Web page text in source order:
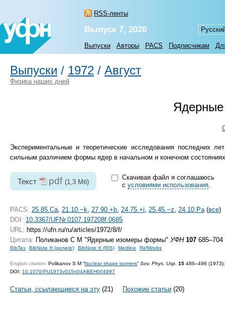
RSS-ленты
Выпуск 7, 2026
Выпуски Авторы PACS Подписчикам
Выпуски / 1972 / Август
Физика наших дней
Экспериментальные и теоретические исследования последних
сильным различием формы ядер в начальном и конечном
Текст pdf (1,3 Мб)
Скачивая файл я соглашаюсь
с условиями использования.
PACS: 25.85.Ca 21.10.−k 27.90.+b 24.75.+i 25.45.−z 24.10.Pa (все)
DOI: 10.3367/UFNr.0107.197208f.0685
URL: https://ufn.ru/ru/articles/1972/8/f/
Цитата: Поликанов С М "Ядерные изомеры формы" УФН 107 685–704
BibTex BibNote ® (generic) BibNote ® (RIS) Medline RefWorks
English citation: Polikanov S M “Nuclear shape isomers” Sov. Phys. Usp. 15 486–496 (1973);
DOI: 10.1070/PU1973v015n04ABEH004997
Статьи, ссылающиеся на эту (21) Похожие статьи (20)